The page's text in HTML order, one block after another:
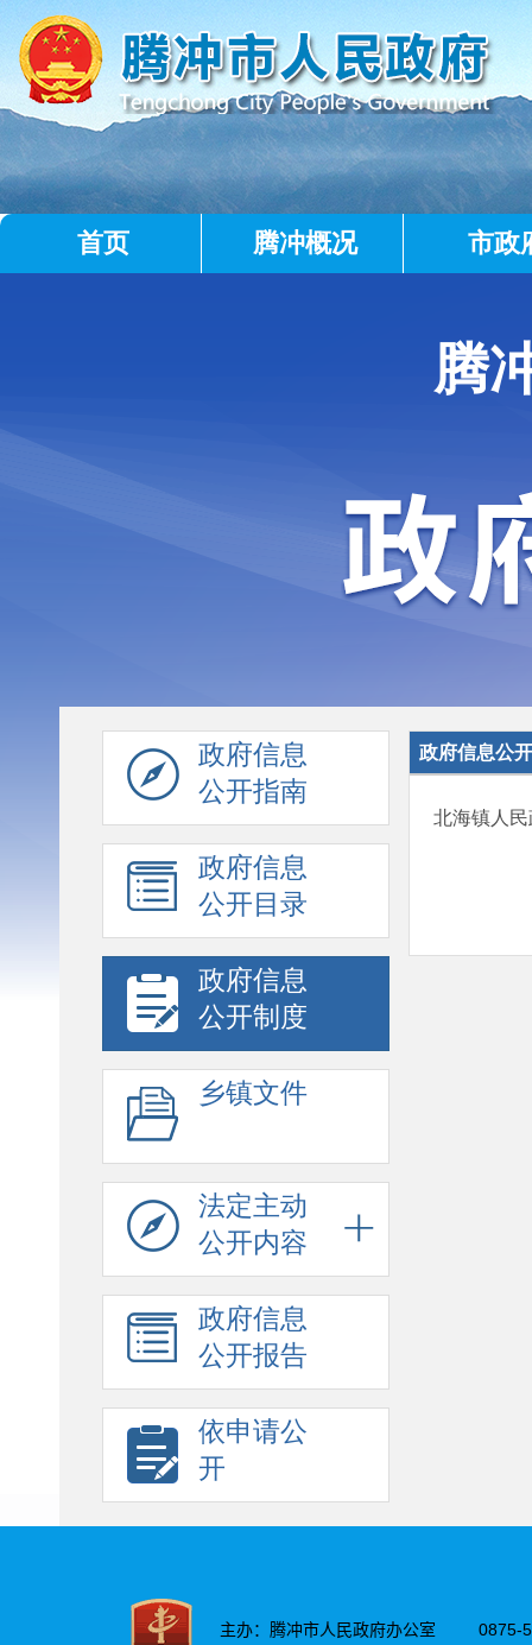
首页 腾冲概况 市政
腾
政府信息
公开指南
政府信息
公开目录
政府信息
公开制度
乡镇文件
法定主动
公开内容
政府信息
公开报告
依申请公
开
政府信息公
北海镇人